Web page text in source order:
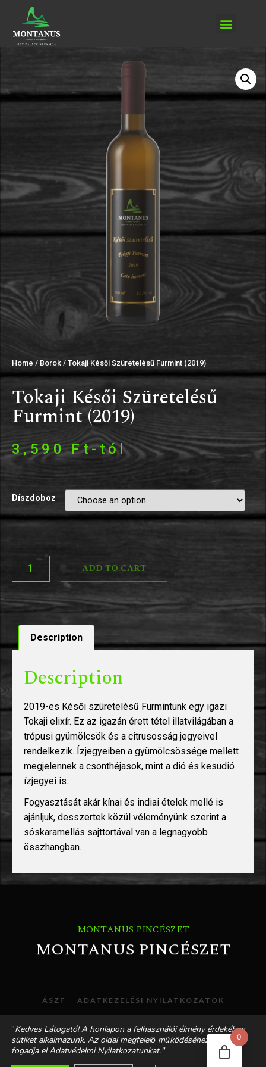
Home / Borok / Tokaji Késői Szüretelésű Furmint (2019)
Tokaji Késői Szüretelésű
Furmint (2019)
3,590Ft-tól
Díszdoboz
ADD TO CART
Description
Description
2019-es Késői szüretelésű Furmintunk egy igazi
Tokaji elixír. Ez az igazán érett tétel illatvilágában a
trópusi gyümölcsök és a citrusosság jegyeivel
rendelkezik. Ízjegyeiben a gyümölcsössége mellett
megjelennek a csonthéjasok, mint a dió és kesudió
ízjegyei is.
Fogyasztását akár kínai és indiai ételek mellé is
ajánljuk, desszertek közül véleményünk szerint a
sóskaramellás sajttortával van a legnagyobb
összhangban.
MONTANUS PINCÉSZET
MONTANUS PINCÉSZET
ÁSZF ADATKEZELÉSI NYILATKOZATOK
© 2021 MONTANUS. MINDEN JOG FENNTARTVA
"Kedves Látogató! A honlapon a felhasználói élmény érdekében
sütiket alkalmazunk. Az oldal megfelelő működéséhez kérjük
fogadja elAdatvédelmi Nyilatkozatunkat."
0